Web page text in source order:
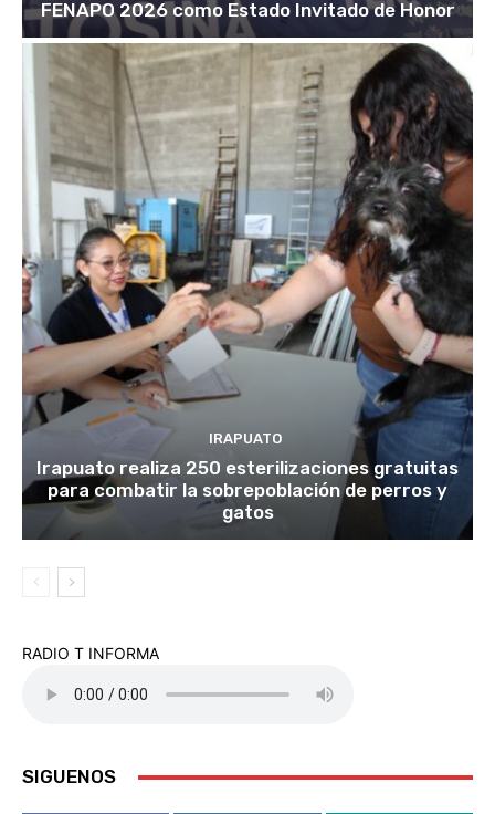
FENAPO 2026 como Estado Invitado de Honor
IRAPUATO
Irapuato realiza 250 esterilizaciones gratuitas
para combatir la sobrepoblación de perros y
gatos
RADIO T INFORMA
SIGUENOS